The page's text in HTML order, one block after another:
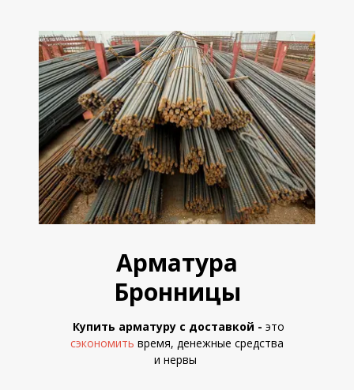
Арматура
Бронницы
Купить арматуру с доставкой - это
сэкономить время, денежные средства
и нервы